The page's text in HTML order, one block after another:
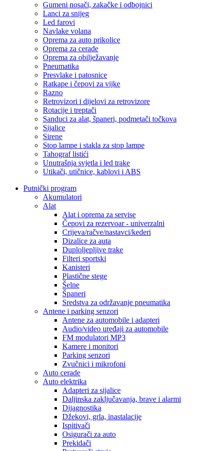
Gumeni nosači, zakačke i odbojnici
Lanci za snijeg
Led farovi
Navlake volana
Oprema za auto prikolice
Oprema za cerade
Oprema za obilježavanje
Pneumatika
Presvlake i patosnice
Ratkape i čepovi za vijke
Razno
Retrovizori i dijelovi za retrovizore
Rotacije i treptači
Sanduci za alat, španeri, podmetači točkova
Sijalice
Sirene
Stop lampe i stakla za stop lampe
Tahograf listići
Unutrašnja svjetla i led trake
Utikači, utičnice, kablovi i ABS
Putnički program
Akumulatori
Alat
Alat i oprema za servise
Čepovi za rezervoar - univerzalni
Crijeva/račve/nastavci/kederi
Dizalice za auta
Duploljepljive trake
Filteri sportski
Kanisteri
Plastične stege
Šelne
Španeri
Sredstva za održavanje pneumatika
Antene i parking senzori
Antene za automobile i adapteri
Audio/video uređaji za automobile
FM modulatori MP3
Kamere i monitori
Parking senzori
Zvučnici i mikrofoni
Auto cerade
Auto elektrika
Adapteri za sijalice
Daljinska zaključavanja, brave i alarmi
Dijagnostika
Džekovi, grla, inastalacije
Ispitivači
Osigurači za auto
Prekidači